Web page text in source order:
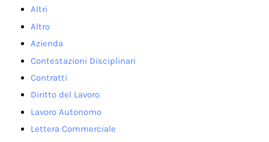
Altri
Altro
Azienda
Contestazioni Disciplinari
Contratti
Diritto del Lavoro
Lavoro Autonomo
Lettera Commerciale